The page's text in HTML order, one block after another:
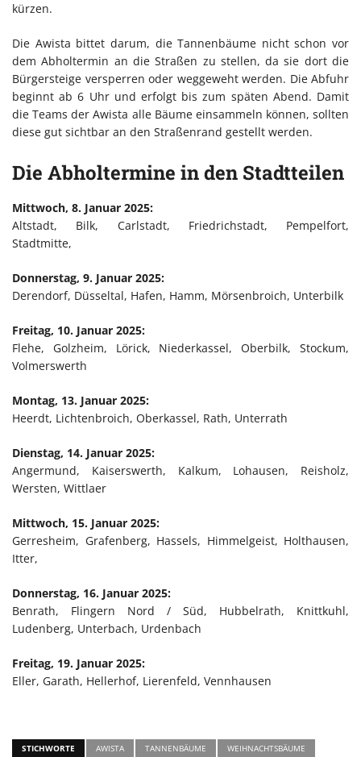
kürzen.
Die Awista bittet darum, die Tannenbäume nicht schon vor
dem Abholtermin an die Straßen zu stellen, da sie dort die
Bürgersteige versperren oder weggeweht werden. Die Abfuhr
beginnt ab 6 Uhr und erfolgt bis zum späten Abend. Damit
die Teams der Awista alle Bäume einsammeln können, sollten
diese gut sichtbar an den Straßenrand gestellt werden.
Die Abholtermine in den Stadtteilen
Mittwoch, 8. Januar 2025:
Altstadt, Bilk, Carlstadt, Friedrichstadt, Pempelfort,
Stadtmitte,
Donnerstag, 9. Januar 2025:
Derendorf, Düsseltal, Hafen, Hamm, Mörsenbroich, Unterbilk
Freitag, 10. Januar 2025:
Flehe, Golzheim, Lörick, Niederkassel, Oberbilk, Stockum,
Volmerswerth
Montag, 13. Januar 2025:
Heerdt, Lichtenbroich, Oberkassel, Rath, Unterrath
Dienstag, 14. Januar 2025:
Angermund, Kaiserswerth, Kalkum, Lohausen, Reisholz,
Wersten, Wittlaer
Mittwoch, 15. Januar 2025:
Gerresheim, Grafenberg, Hassels, Himmelgeist, Holthausen,
Itter,
Donnerstag, 16. Januar 2025:
Benrath, Flingern Nord / Süd, Hubbelrath, Knittkuhl,
Ludenberg, Unterbach, Urdenbach
Freitag, 19. Januar 2025:
Eller, Garath, Hellerhof, Lierenfeld, Vennhausen
STICHWORTE AWISTA TANNENBÄUME WEIHNACHTSBÄUME